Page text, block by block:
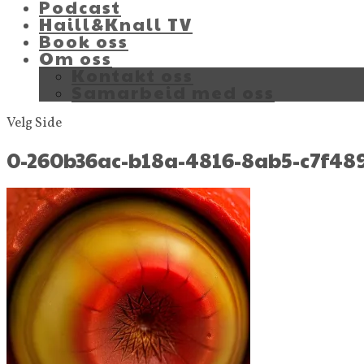
Podcast
Haill&Knall TV
Book oss
Om oss
Kontakt oss
Velg Side
0-260b36ac-b18a-4816-8ab5-